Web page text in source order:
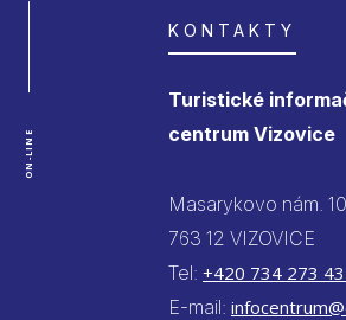
ON-LINE
KONTAKTY
Turistické
centrum Vizovice
Masarykovo nám.
763 12 VIZOVICE
Tel: +420 734 273
E-mail: